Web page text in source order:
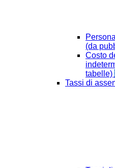
(da
Costo
tabelle)
Tassi di